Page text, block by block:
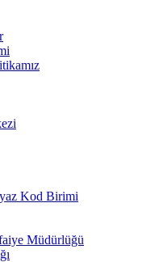
Kod Birimi
Müdürlüğü